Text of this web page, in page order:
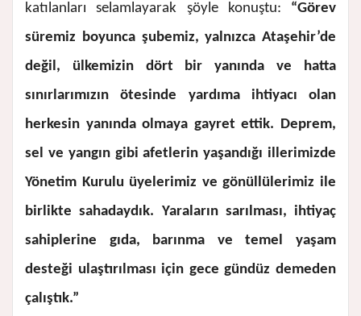
katılanları selamlayarak şöyle konuştu: “Görev
süremiz boyunca şubemiz, yalnızca Ataşehir’de
değil, ülkemizin dört bir yanında ve hatta
sınırlarımızın ötesinde yardıma ihtiyacı olan
herkesin yanında olmaya gayret ettik. Deprem,
sel ve yangın gibi afetlerin yaşandığı illerimizde
Yönetim Kurulu üyelerimiz ve gönüllülerimiz ile
birlikte sahadaydık. Yaraların sarılması, ihtiyaç
sahiplerine gıda, barınma ve temel yaşam
desteği ulaştırılması için gece gündüz demeden
çalıştık.”